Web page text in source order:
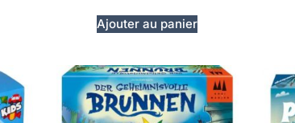
Ajouter au panier